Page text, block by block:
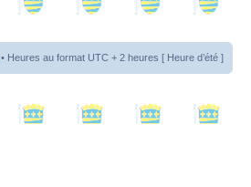
• Heures au format UTC + 2 heures [ Heure d’été ]